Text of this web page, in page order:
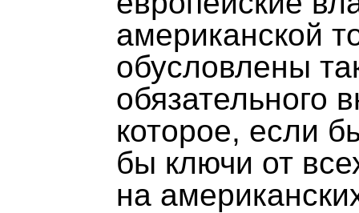
американской
обусловлены
обязательного
которое, если
бы ключи от
на